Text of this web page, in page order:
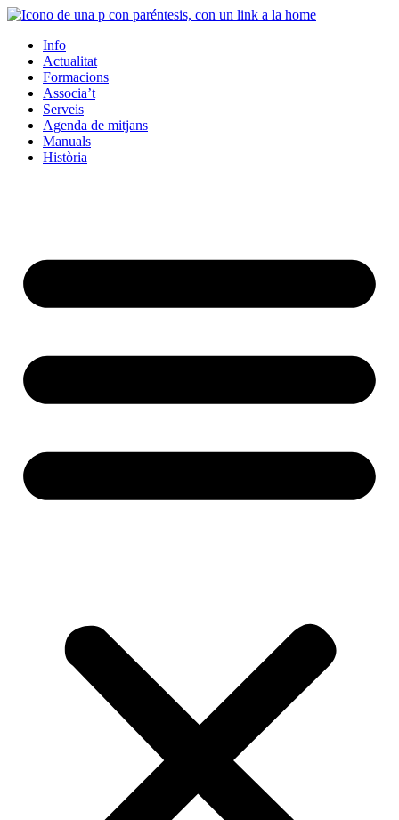
Info
Actualitat
Formacions
Associa’t
Serveis
Agenda de mitjans
Manuals
Història